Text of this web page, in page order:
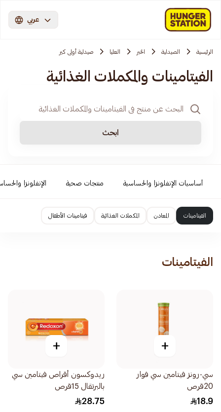
عربي
الرئيسية الصيدلية الخبر العليا صيدلية أولى كير
الفيتامينات والمكملات الغذائية
ابحث
أساسيات الإنفلونزا والحساسية منتجات صحية الإنفلونزا
الفيتامينات المعادن المكملات الغذائية فيتامينات الأطفال
الفيتامينات
+
سي-رونز فيتامين سي فوار
20قرص
18.9
+
ريدوكسون أقراص فيتامين سي
بالبرتقال 15قرص
28.75